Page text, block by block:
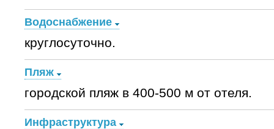
Водоснабжение
круглосуточно.
Пляж
городской пляж в 400-500 м от отеля.
Инфраструктура